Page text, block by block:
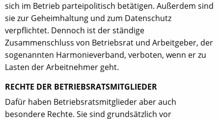
sich im Betrieb parteipolitisch betätigen. Außerdem sind
sie zur Geheimhaltung und zum Datenschutz
verpflichtet. Dennoch ist der ständige
Zusammenschluss von Betriebsrat und Arbeitgeber, der
sogenannten Harmonieverband, verboten, wenn er zu
Lasten der Arbeitnehmer geht.
RECHTE DER BETRIEBSRATSMITGLIEDER
Dafür haben Betriebsratsmitglieder aber auch
besondere Rechte. Sie sind grundsätzlich vor